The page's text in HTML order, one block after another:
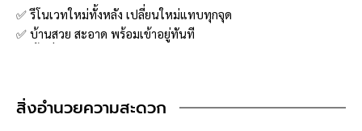
✅ รีโนเวทใหม่ทั้งหลัง เปลี่ยนใหม่แทบทุกจุด
✅ บ้านสวย สะอาด พร้อมเข้าอยู่ทันที
สิ่งอำนวยความสะดวก